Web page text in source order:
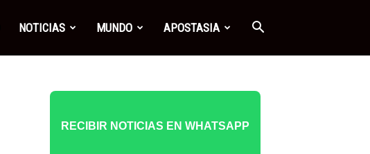
NOTICIAS MUNDO APOSTASIA
RECIBIR NOTICIAS EN WHATSAPP